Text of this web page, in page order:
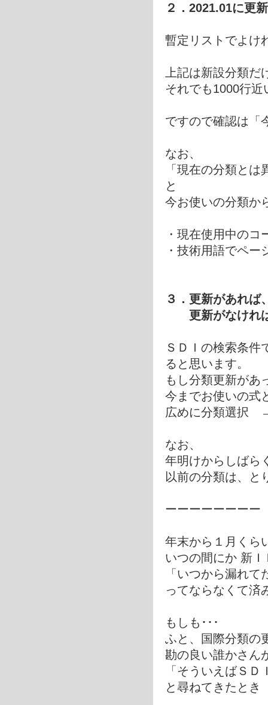
２．2021.01に更
暫定リストでよけ
上記は新設分類
それでも1000行
ですので確認は「
なお、
「現在の分類と
と
今お使いの分類か
・現在使用中の
・技術用語でペ
３．更新があれ
更新がなければ
ＳＤＩの検索条件
ると思います。
もし分類更新があ
今までお使いの式
広めに分類選択
なお、
年明けからしばら
以前の分類は、と
ーーーーーーーー
年末から１月くら
いつの間にか 新
「いつから漏れて
ってならなくて済
もしも･･･
ふと、国際分類の
勘の良い誰かさん
「そういえばＳ
と尋ねてきたとき